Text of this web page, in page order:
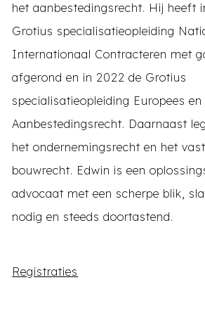
het aanbestedingsrecht. Hij heeft
Grotius specialisatieopleiding
Internationaal Contracteren met
afgerond en in 2022 de Grotius
specialisatieopleiding Europees
Aanbestedingsrecht. Daarnaast
het ondernemingsrecht en het
bouwrecht. Edwin is een
advocaat met een scherpe blik,
nodig en steeds doortastend.
Registraties